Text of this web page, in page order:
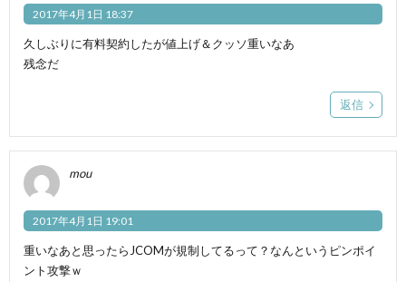
2017年4月1日 18:37
久しぶりに有料契約したが値上げ＆クッソ重いなあ
残念だ
返信
mou
2017年4月1日 19:01
重いなあと思ったらJCOMが規制してるって？なんというピンポイ
ント攻撃ｗ